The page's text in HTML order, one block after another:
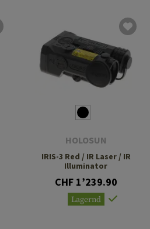
HOLOSUN
IRIS-3 Red / IR Laser / IR
Illuminator
CHF 1’239.90
Lagernd